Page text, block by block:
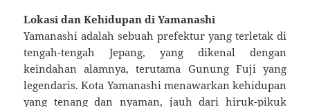
Lokasi dan Kehidupan di Yamanashi
Yamanashi adalah sebuah prefektur yang terletak di
tengah-tengah Jepang, yang dikenal dengan
keindahan alamnya, terutama Gunung Fuji yang
legendaris. Kota Yamanashi menawarkan kehidupan
yang tenang dan nyaman, jauh dari hiruk-pikuk